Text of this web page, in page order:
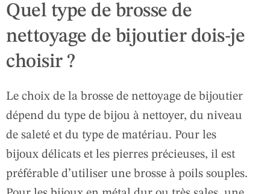
Quel type de brosse de
nettoyage de bijoutier dois-je
choisir ?
Le choix de la brosse de nettoyage de bijoutier
dépend du type de bijou à nettoyer, du niveau
de saleté et du type de matériau. Pour les
bijoux délicats et les pierres précieuses, il est
préférable d’utiliser une brosse à poils souples.